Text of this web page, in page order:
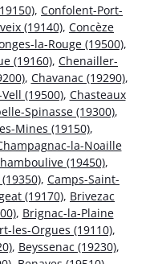
, Confolent-Port-
(19140), Concèze
la-Rouge (19500),
(19160), Chenailler-
, Chavanac (19290),
(19500), Chasteaux
Spinasse (19300),
Mines (19150),
la-Noaille
(19450),
, Camps-Saint-
(19170), Brivezac
, Brignac-la-Plaine
les-Orgues (19110),
, Beyssenac (19230),